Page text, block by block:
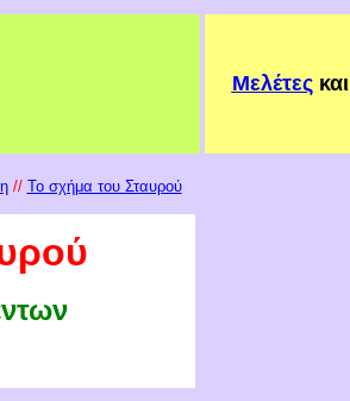
Μελέτεςκαι
// Το σχήμα του Σταυρού